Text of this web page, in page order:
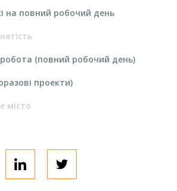
на повний робочий день
(повний робочий день)
проекти)
місто